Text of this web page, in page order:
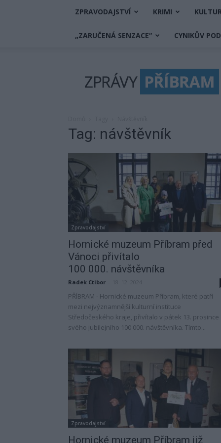
ZPRAVODAJSTVÍ KRIMI
„ZARUČENÁ SENZACE“ CYNIKŮV
Příbram
Tag: návštěvník
Zpravodajství
Hornické muzeum Příbram před
Vánoci přivítalo
100 000. návštěvníka
Radek Ctibor
PŘÍBRAM - Hornické muzeum Příbram, které patří
mezi nejvýznamnější kulturní instituce
Středočeského kraje, přivítalo v pátek 13. prosince
svého jubilejního 100 000. návštěvníka. Tímto...
Zpravodajství
Hornické muzeum Příbram již